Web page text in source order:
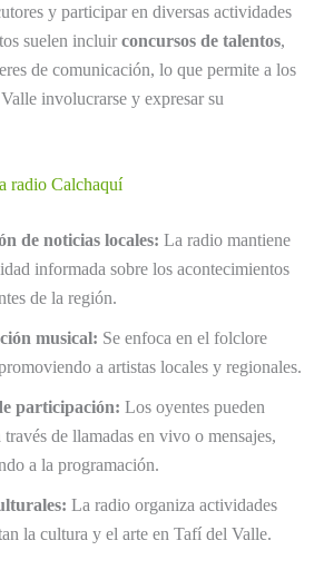
y participar en diversas actividades
suelen incluir concursos de talentos,
de comunicación, lo que permite a los
involucrarse y expresar su
radio Calchaquí
de noticias locales: La radio mantiene
informada sobre los acontecimientos
de la región.
musical: Se enfoca en el folclore
a artistas locales y regionales.
participación: Los oyentes pueden
de llamadas en vivo o mensajes,
a la programación.
La radio organiza actividades
la cultura y el arte en Tafí del Valle.